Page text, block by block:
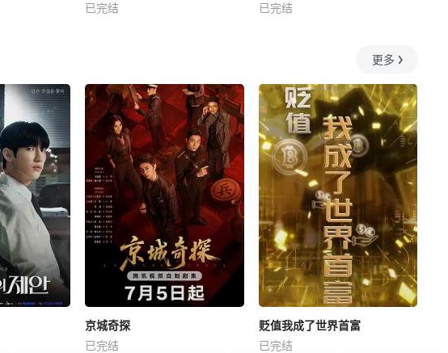
已完结
已完结
更多
京城奇探
已完结
贬值我成了世界首富
已完结